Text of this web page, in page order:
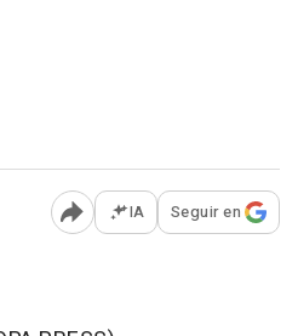
Abrir opciones para
IA Seguir en